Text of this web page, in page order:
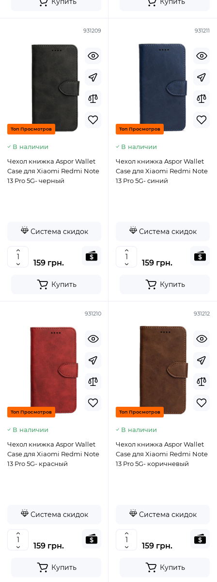
931209
Топ Просмотров
В наличии
Чехол книжка Aspor Wallet
Case для Xiaomi Redmi Note
13 Pro 5G- черный
Система скидок
159 грн.
Купить
931211
Топ Просмотров
В наличии
Чехол книжка Aspor Wallet
Case для Xiaomi Redmi Note
13 Pro 5G- синий
Система скидок
159 грн.
Купить
931210
Топ Просмотров
В наличии
Чехол книжка Aspor Wallet
Case для Xiaomi Redmi Note
13 Pro 5G- красный
Система скидок
159 грн.
Купить
931212
Топ Просмотров
В наличии
Чехол книжка Aspor Wallet
Case для Xiaomi Redmi Note
13 Pro 5G- коричневый
Система скидок
159 грн.
Купить